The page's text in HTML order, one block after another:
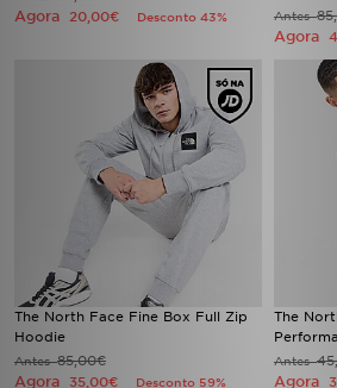
Agora 20,00€ Desconto 43% Antes
Agora
The North Face Fine Box Full Zip
Hoodie
Antes85,00€
Agora 35,00€ Desconto 59%
The
Antes
Agora